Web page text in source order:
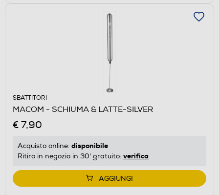
SBATTITORI
MACOM - SCHIUMA & LATTE-SILVER
€ 7,90
Acquisto online: disponibile
Ritiro in negozio in 30' gratuito: verifica
AGGIUNGI